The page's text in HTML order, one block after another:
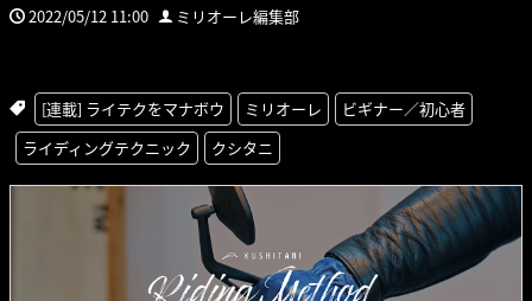
2022/05/12 11:00 ミリオーレ編集部
[連載] ライテクをマナボウ ミリオーレ
ビギナー／初心者
ライディングテクニック
クシタニ